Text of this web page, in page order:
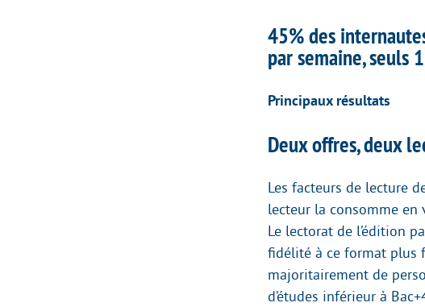
45%des
par semaine, seuls
Principaux résultats
Deux offres, deux
Les facteurs de lecture
lecteur la consomme en
Le lectorat de l’édition
fidélité à ce format plus
majoritairement de
d’études inférieur à